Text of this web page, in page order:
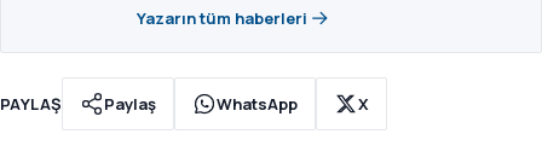
Yazarın tüm haberleri
PAYLAŞ Paylaş WhatsApp X